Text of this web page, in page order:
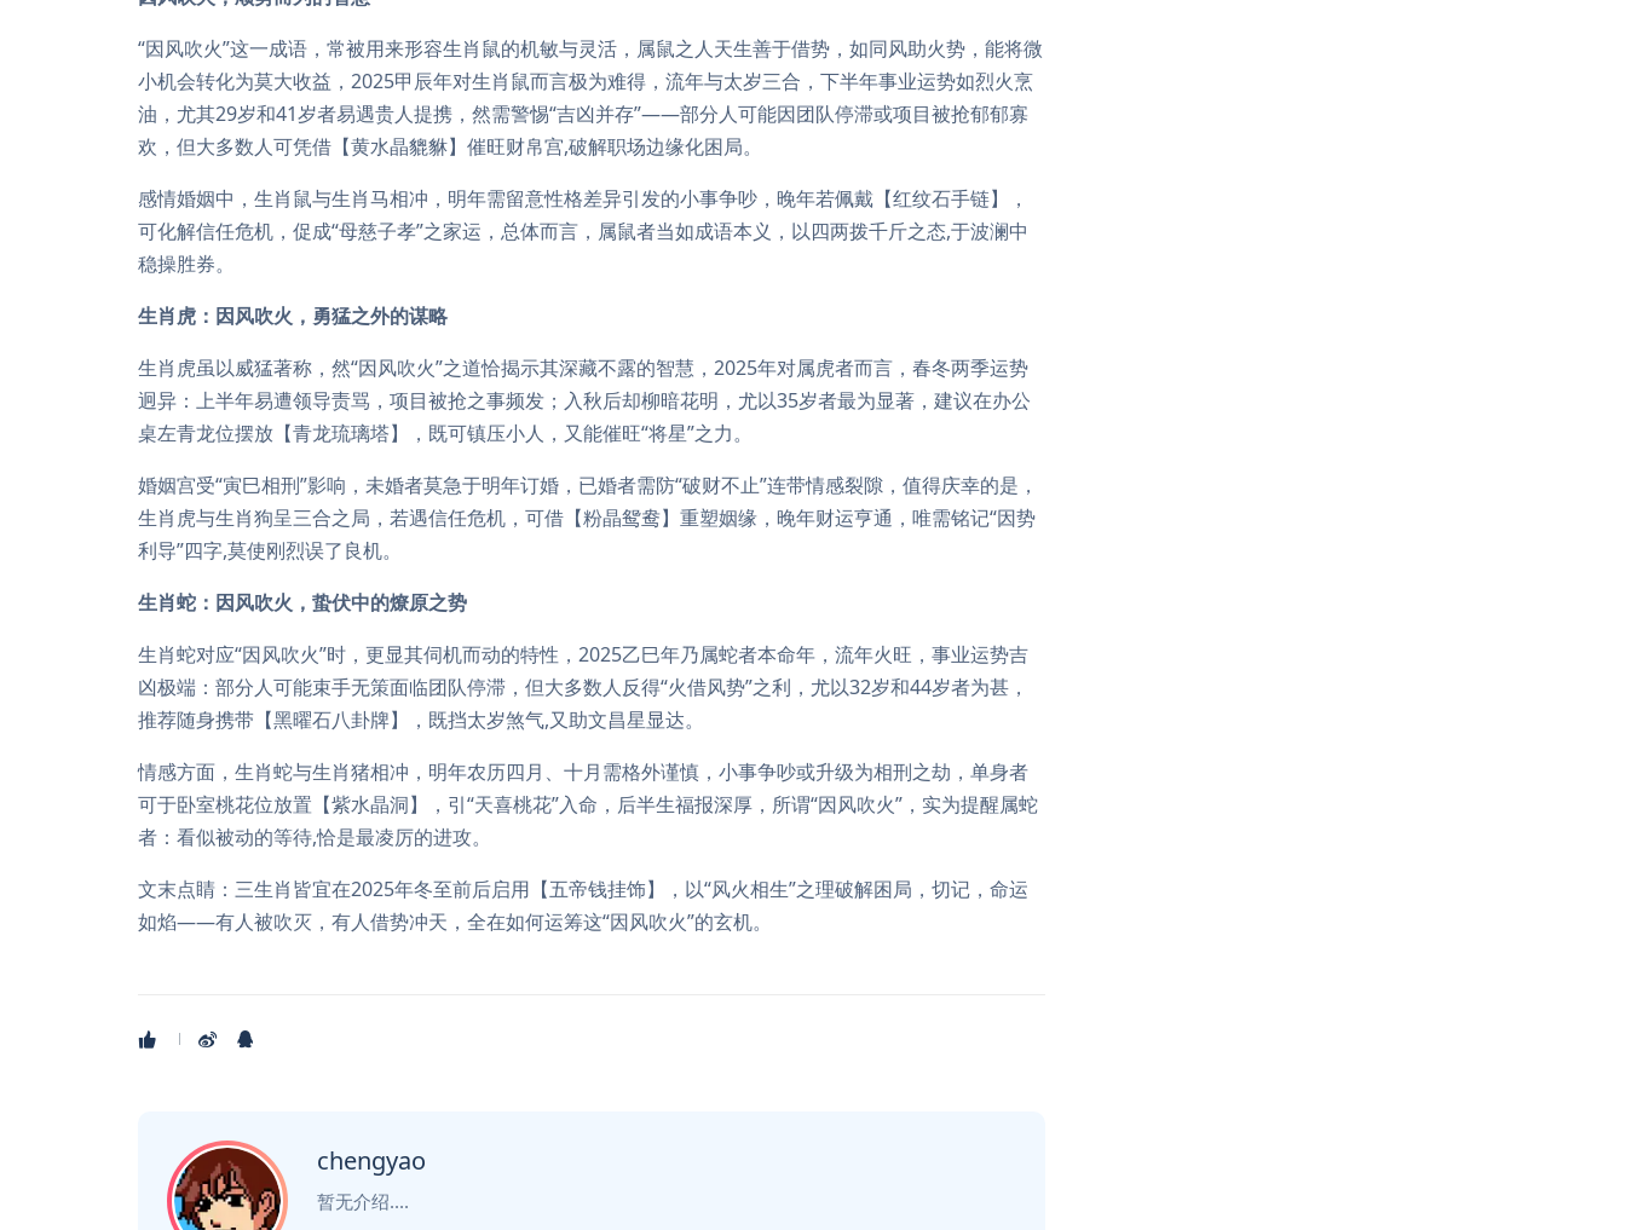
“因风吹火”这一成语，常被用来形容生肖鼠的机敏与灵活，属鼠之人天生善于借势，如同风助火势，能将微
小机会转化为莫大收益，2025甲辰年对生肖鼠而言极为难得，流年与太岁三合，下半年事业运势如烈火烹
油，尤其29岁和41岁者易遇贵人提携，然需警惕“吉凶并存”——部分人可能因团队停滞或项目被抢郁郁寡
欢，但大多数人可凭借【黄水晶貔貅】催旺财帛宫,破解职场边缘化困局。
感情婚姻中，生肖鼠与生肖马相冲，明年需留意性格差异引发的小事争吵，晚年若佩戴【红纹石手链】，
可化解信任危机，促成“母慈子孝”之家运，总体而言，属鼠者当如成语本义，以四两拨千斤之态,于波澜中
稳操胜券。
生肖虎：因风吹火，勇猛之外的谋略
生肖虎虽以威猛著称，然“因风吹火”之道恰揭示其深藏不露的智慧，2025年对属虎者而言，春冬两季运势
迥异：上半年易遭领导责骂，项目被抢之事频发；入秋后却柳暗花明，尤以35岁者最为显著，建议在办公
桌左青龙位摆放【青龙琉璃塔】，既可镇压小人，又能催旺“将星”之力。
婚姻宫受“寅巳相刑”影响，未婚者莫急于明年订婚，已婚者需防“破财不止”连带情感裂隙，值得庆幸的是，
生肖虎与生肖狗呈三合之局，若遇信任危机，可借【粉晶鸳鸯】重塑姻缘，晚年财运亨通，唯需铭记“因势
利导”四字,莫使刚烈误了良机。
生肖蛇：因风吹火，蛰伏中的燎原之势
生肖蛇对应“因风吹火”时，更显其伺机而动的特性，2025乙巳年乃属蛇者本命年，流年火旺，事业运势吉
凶极端：部分人可能束手无策面临团队停滞，但大多数人反得“火借风势”之利，尤以32岁和44岁者为甚，
推荐随身携带【黑曜石八卦牌】，既挡太岁煞气,又助文昌星显达。
情感方面，生肖蛇与生肖猪相冲，明年农历四月、十月需格外谨慎，小事争吵或升级为相刑之劫，单身者
可于卧室桃花位放置【紫水晶洞】，引“天喜桃花”入命，后半生福报深厚，所谓“因风吹火”，实为提醒属蛇
者：看似被动的等待,恰是最凌厉的进攻。
文末点睛：三生肖皆宜在2025年冬至前后启用【五帝钱挂饰】，以“风火相生”之理破解困局，切记，命运
如焰——有人被吹灭，有人借势冲天，全在如何运筹这“因风吹火”的玄机。
chengyao
暂无介绍....